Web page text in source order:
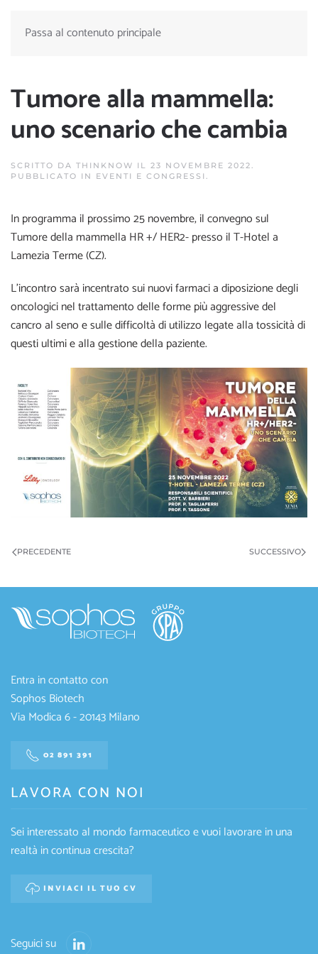
Passa al contenuto principale
Tumore alla mammella:
uno scenario che cambia
SCRITTO DA THINKNOW IL 23 NOVEMBRE 2022.
PUBBLICATO IN EVENTI E CONGRESSI .
In programma il prossimo 25 novembre, il convegno sul
Tumore della mammella HR +/ HER2- presso il T-Hotel a
Lamezia Terme (CZ).
L’incontro sarà incentrato sui nuovi farmaci a diposizione degli
oncologici nel trattamento delle forme più aggressive del
cancro al seno e sulle difficoltà di utilizzo legate alla tossicità di
questi ultimi e alla gestione della paziente.
PRECEDENTE SUCCESSIVO
Entra in contatto con
Sophos Biotech
Via Modica 6 - 20143 Milano
02 891 391
LAVORA CON NOI
Sei interessato al mondo farmaceutico e vuoi lavorare in una
realtà in continua crescita?
INVIACI IL TUO CV
Seguici su